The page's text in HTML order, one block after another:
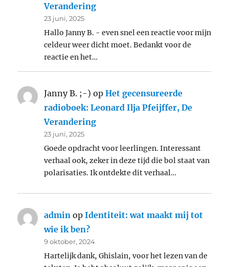
Verandering
23 juni, 2025
Hallo Janny B. - even snel een reactie voor mijn
celdeur weer dicht moet. Bedankt voor de
reactie en het…
Janny B. ;-) opHet gecensureerde
radioboek: Leonard Ilja Pfeijffer, De
Verandering
23 juni, 2025
Goede opdracht voor leerlingen. Interessant
verhaal ook, zeker in deze tijd die bol staat van
polarisaties. Ik ontdekte dit verhaal…
admin opIdentiteit: wat maakt mij tot
wie ik ben?
9 oktober, 2024
Hartelijk dank, Ghislain, voor het lezen van de